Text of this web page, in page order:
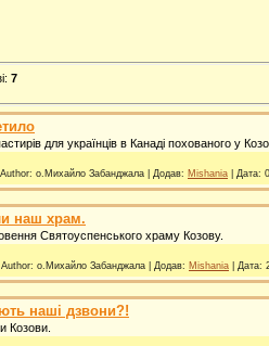
: 7
для українців в Канаді похованого у
Author: о.Михайло Забанджала Додав: Mishania Дата:
наш храм.
Святоуспенського храму Козову.
Author: о.Михайло Забанджала Додав: Mishania Дата:
нашi дзвони?!
Козови.